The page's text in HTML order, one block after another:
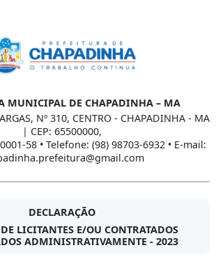
MUNICIPAL DE CHAPADINHA – MA
Nº 310, CENTRO - CHAPADINHA - MA
| CEP: 65500000,
58 • Telefone: (98) 98703-6932 • E-mail:
DECLARAÇÃO
LICITANTES E/OU CONTRATADOS
ADMINISTRATIVAMENTE - 2023